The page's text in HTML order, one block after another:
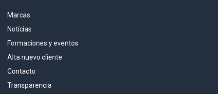
Marcas
Notícias
Formaciones y eventos
Alta nuevo cliente
Contacto
Transparencia